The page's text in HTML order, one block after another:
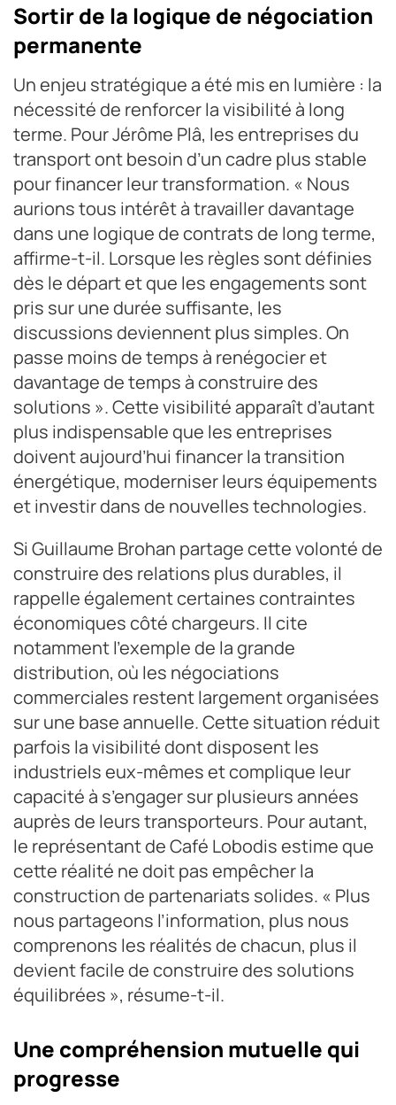
Sortir de la logique de négociation
permanente
Un enjeu stratégique a été mis en lumière : la
nécessité de renforcer la visibilité à long
terme. Pour Jérôme Plâ, les entreprises du
transport ont besoin d’un cadre plus stable
pour financer leur transformation. « Nous
aurions tous intérêt à travailler davantage
dans une logique de contrats de long terme,
affirme-t-il. Lorsque les règles sont définies
dès le départ et que les engagements sont
pris sur une durée suffisante, les
discussions deviennent plus simples. On
passe moins de temps à renégocier et
davantage de temps à construire des
solutions ». Cette visibilité apparaît d’autant
plus indispensable que les entreprises
doivent aujourd’hui financer la transition
énergétique, moderniser leurs équipements
et investir dans de nouvelles technologies.
Si Guillaume Brohan partage cette volonté de
construire des relations plus durables, il
rappelle également certaines contraintes
économiques côté chargeurs. Il cite
notamment l’exemple de la grande
distribution, où les négociations
commerciales restent largement organisées
sur une base annuelle. Cette situation réduit
parfois la visibilité dont disposent les
industriels eux-mêmes et complique leur
capacité à s’engager sur plusieurs années
auprès de leurs transporteurs. Pour autant,
le représentant de Café Lobodis estime que
cette réalité ne doit pas empêcher la
construction de partenariats solides. « Plus
nous partageons l’information, plus nous
comprenons les réalités de chacun, plus il
devient facile de construire des solutions
équilibrées », résume-t-il.
Une compréhension mutuelle qui
progresse